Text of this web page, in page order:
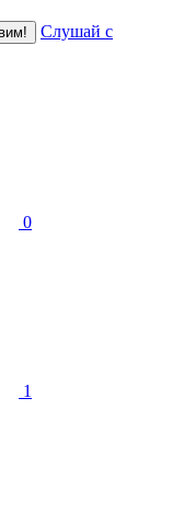
Слушай с
0
1